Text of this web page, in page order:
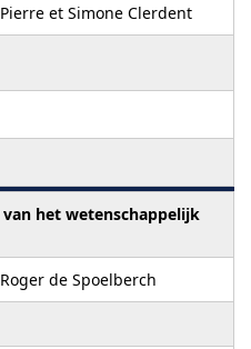
et Simone Clerdent
het wetenschappelijk
de Spoelberch